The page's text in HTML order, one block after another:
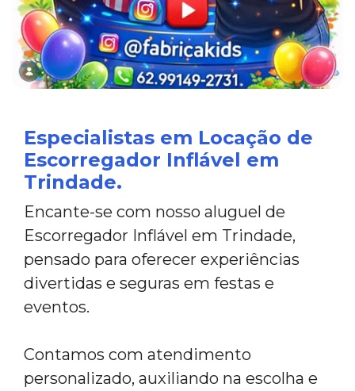
Especialistas em Locação de
Escorregador Inflável em
Trindade.
Encante-se com nosso aluguel de
Escorregador Inflável em Trindade,
pensado para oferecer experiências
divertidas e seguras em festas e
eventos.
Contamos com atendimento
personalizado, auxiliando na escolha e